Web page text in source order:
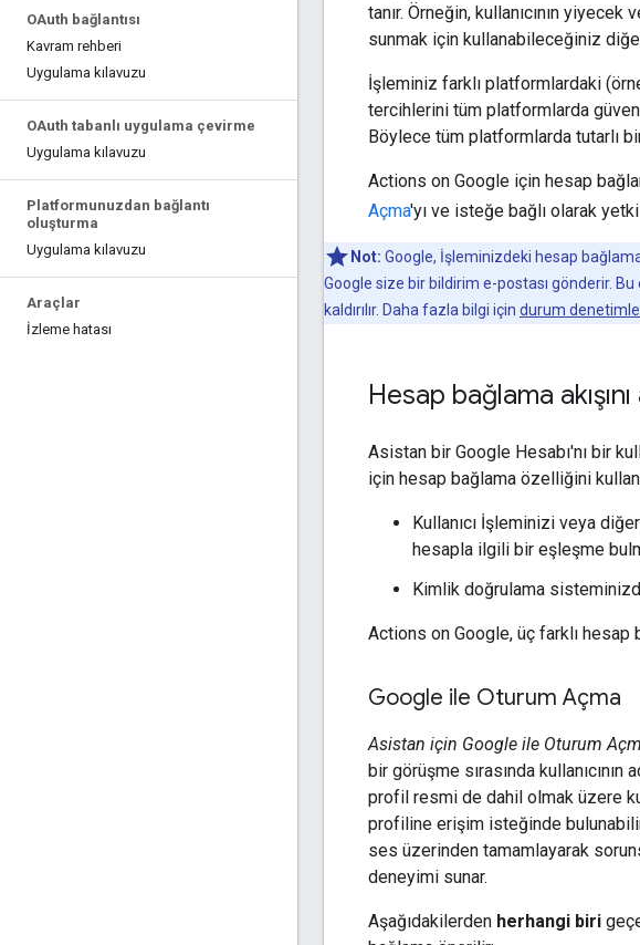
OAuth bağlantısı
Kavram rehberi
Uygulama kılavuzu
OAuth tabanlı uygulama çevirme
Uygulama kılavuzu
Platformunuzdan bağlantı
oluşturma
Uygulama kılavuzu
Araçlar
İzleme hatası
tanır. Örneğin, kullanıcının
sunmak için kullanabileceğiniz
İşleminiz farklı platformlardaki
tercihlerini tüm platformlarda
Böylece tüm platformlarda tutarlı
Actions on Google için hesap
Açma'yı ve isteğe bağlı olarak
Not: Google, İşleminizdeki hesap
Google size bir bildirim e-postası gönderir.
kaldırılır. Daha fazla bilgi için durum
Hesap bağlama
Asistan bir Google Hesabı'nı bir
için hesap bağlama özelliğini
Kullanıcı İşleminizi veya
hesapla ilgili bir eşleşme
Kimlik doğrulama
Actions on Google, üç farklı hesap
Google ile Oturum Açma
Asistan için Google ile Oturum
bir görüşme sırasında kullanıcının
profil resmi de dahil olmak üzere
profiline erişim isteğinde bulunabilir.
ses üzerinden tamamlayarak
deneyimi sunar.
Aşağıdakilerden herhangi biri